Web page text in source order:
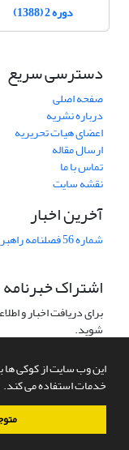
این وب سایت از کوکی ها
خدمات استفاده می کند.
دوره 2 (1388)
دسترسی سریع
صفحه اصلی
درباره نشریه
اعضای هیات تحریریه
ارسال مقاله
تماس با ما
نقشه سایت
آخرین اخبار
شماره 56 فصلنامه راهبرد فرهنگ منتشر شد
اشتراک خبرنامه
برای دریافت اخبار و
شوید.
سامانه مدیریت